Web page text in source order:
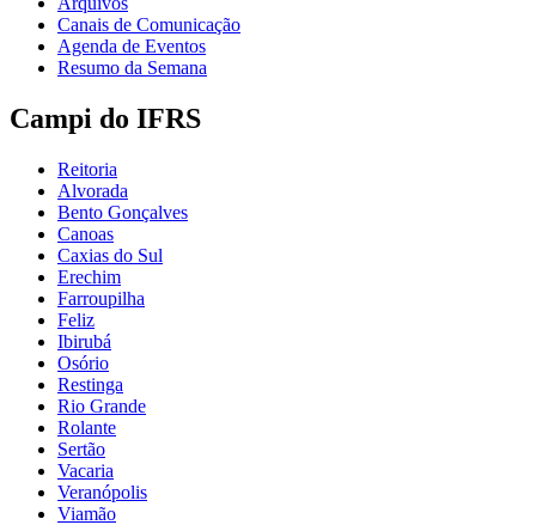
Canais de Comunicação
Agenda de Eventos
Resumo da Semana
Campi do IFRS
Reitoria
Alvorada
Bento Gonçalves
Canoas
Caxias do Sul
Erechim
Farroupilha
Feliz
Ibirubá
Osório
Restinga
Rio Grande
Rolante
Sertão
Vacaria
Veranópolis
Viamão